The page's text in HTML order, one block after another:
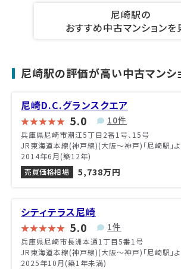
尼崎駅の
おすすめ中古マンションを
尼崎駅の評価が高い中古マンシ
尼崎D.C.グランスクエア
5.0 10件
兵庫県尼崎市潮江5丁目2番1号、15号
JR東海道本線(神戸線)(大阪～神戸)「尼崎駅」
2014年6月(築12年)
売買価格相場
5,738万円
シティテラス尼崎
5.0 1件
兵庫県尼崎市長洲本通1丁目5番1号
JR東海道本線(神戸線)(大阪～神戸)「尼崎駅」
2025年10月(築1年未満)